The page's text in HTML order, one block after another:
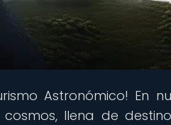
Astronómico!
llena de